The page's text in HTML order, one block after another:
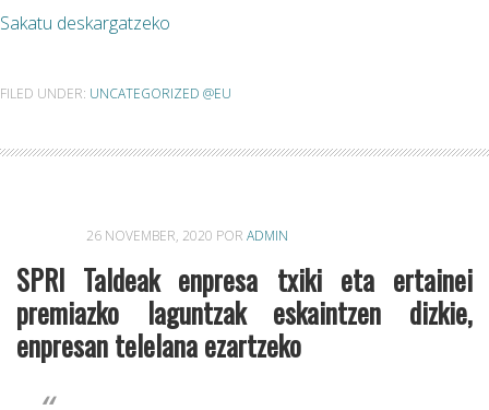
Sakatu deskargatzeko
FILED UNDER: UNCATEGORIZED @EU
26 NOVEMBER, 2020 PORADMIN
SPRI Taldeak enpresa txiki eta ertainei
premiazko laguntzak eskaintzen dizkie,
enpresan telelana ezartzeko